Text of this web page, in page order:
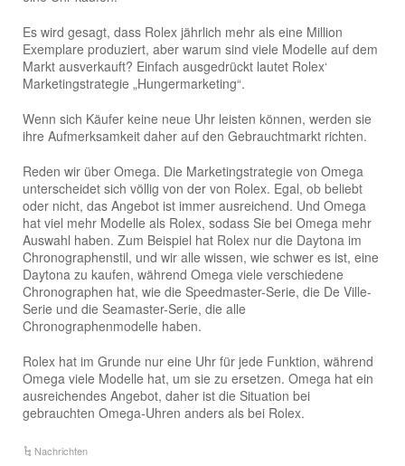
Es wird gesagt, dass Rolex jährlich mehr als eine Million
Exemplare produziert, aber warum sind viele Modelle auf dem
Markt ausverkauft? Einfach ausgedrückt lautet Rolex‘
Marketingstrategie „Hungermarketing“.
Wenn sich Käufer keine neue Uhr leisten können, werden sie
ihre Aufmerksamkeit daher auf den Gebrauchtmarkt richten.
Reden wir über Omega. Die Marketingstrategie von Omega
unterscheidet sich völlig von der von Rolex. Egal, ob beliebt
oder nicht, das Angebot ist immer ausreichend. Und Omega
hat viel mehr Modelle als Rolex, sodass Sie bei Omega mehr
Auswahl haben. Zum Beispiel hat Rolex nur die Daytona im
Chronographenstil, und wir alle wissen, wie schwer es ist, eine
Daytona zu kaufen, während Omega viele verschiedene
Chronographen hat, wie die Speedmaster-Serie, die De Ville-
Serie und die Seamaster-Serie, die alle
Chronographenmodelle haben.
Rolex hat im Grunde nur eine Uhr für jede Funktion, während
Omega viele Modelle hat, um sie zu ersetzen. Omega hat ein
ausreichendes Angebot, daher ist die Situation bei
gebrauchten Omega-Uhren anders als bei Rolex.
Nachrichten